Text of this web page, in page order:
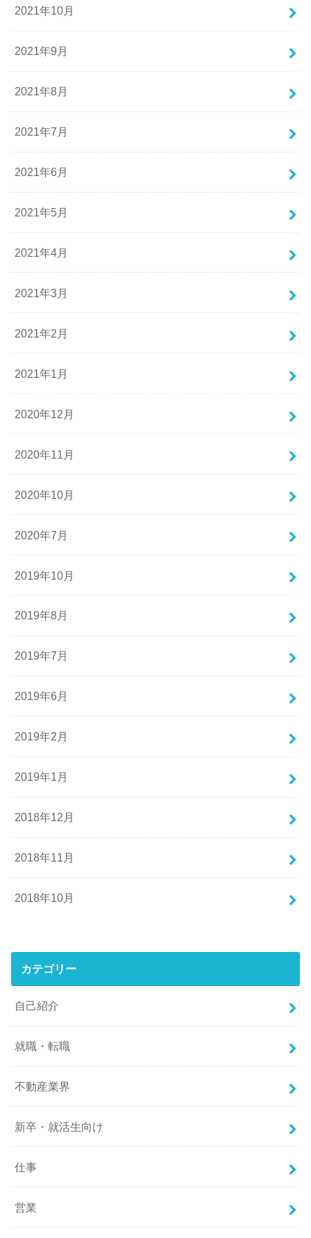
2021年10月
2021年9月
2021年8月
2021年7月
2021年6月
2021年5月
2021年4月
2021年3月
2021年2月
2021年1月
2020年12月
2020年11月
2020年10月
2020年7月
2019年10月
2019年8月
2019年7月
2019年6月
2019年2月
2019年1月
2018年12月
2018年11月
2018年10月
カテゴリー
自己紹介
就職・転職
不動産業界
新卒・就活生向け
仕事
営業